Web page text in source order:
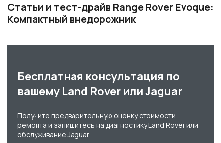
Статьи и тест-драйв Range Rover Evoque:
Компактный внедорожник
Бесплатная консультация по
вашему Land Rover или Jaguar
Получите предварительную оценку стоимости
ремонта и запишитесь на диагностику Land Rover или
обслуживание Jaguar